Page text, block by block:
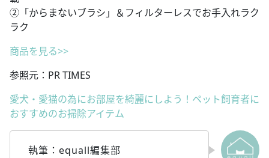
②「からまないブラシ」＆フィルターレスでお手入れラク
ラク
商品を見る>>
参照元：PR TIMES
愛犬・愛猫の為にお部屋を綺麗にしよう！ペット飼育者に
おすすめのお掃除アイテム
執筆：equall編集部